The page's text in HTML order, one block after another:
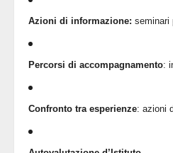
Azioni di informazione: seminari
Percorsi di accompagnamento:
Confronto tra esperienze: azioni